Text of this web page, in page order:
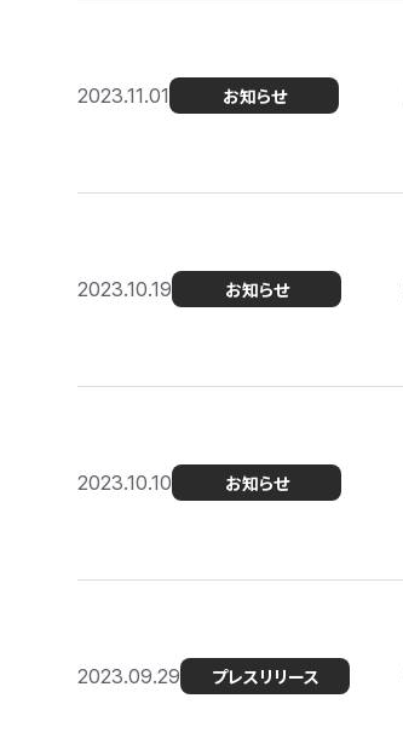
2023.11.01 お知らせ
2023.10.19 お知らせ
2023.10.10 お知らせ
2023.09.29 プレスリリース